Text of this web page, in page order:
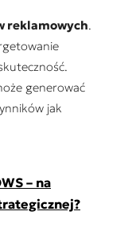
reklamowych.
generować
jak
– na